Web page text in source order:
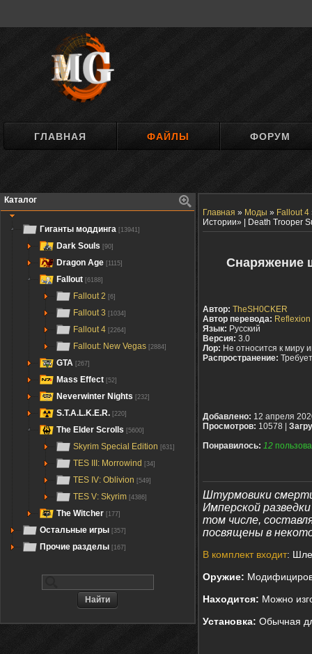
ГЛАВНАЯ ФАЙЛЫ ФОРУМ
Каталог
Гиганты моддинга [13941]
Dark Souls [90]
Dragon Age [1115]
Fallout [6188]
Fallout 2 [6]
Fallout 3 [1034]
Fallout 4 [2264]
Fallout: New Vegas [2884]
GTA [267]
Mass Effect [52]
Neverwinter Nights [232]
S.T.A.L.K.E.R. [220]
The Elder Scrolls [5600]
Skyrim Special Edition [631]
TES III: Morrowind [34]
TES IV: Oblivion [549]
TES V: Skyrim [4386]
The Witcher [177]
Остальные игры [357]
Прочие разделы [167]
Главная » Моды » Fallout 4
Истории» | Death Trooper
Снаряжение
Автор: TheSH0CKER
Автор перевода: Reflexion
Язык: Русский
Версия: 3.0
Лор: Не относится к миру
Распространение:
Добавлено: 12 апреля
Просмотров: 10578 |
Понравилось: 12
Штурмовики
Имперской
том числе,
посвящены в
В комплект входит:
Оружие:
Находится: Можно
Установка: Обычная